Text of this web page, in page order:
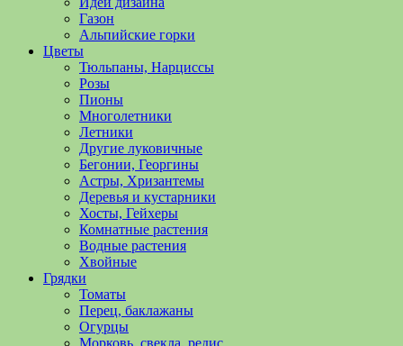
Газон
Альпийские горки
Цветы
Тюльпаны, Нарциссы
Розы
Пионы
Многолетники
Летники
Другие луковичные
Бегонии, Георгины
Астры, Хризантемы
Деревья и кустарники
Хосты, Гейхеры
Комнатные растения
Водные растения
Хвойные
Грядки
Томаты
Перец, баклажаны
Огурцы
Морковь, свекла, редис